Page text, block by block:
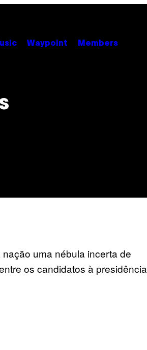
Waypoint Members
uma nébula incerta de
os candidatos à presidência